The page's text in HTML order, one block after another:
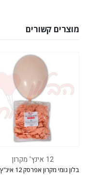
מוצרים קשורים
בלון גומי מקרון אפרסק 12 אינ"ץ EVERTS חבילה של 100 יח'